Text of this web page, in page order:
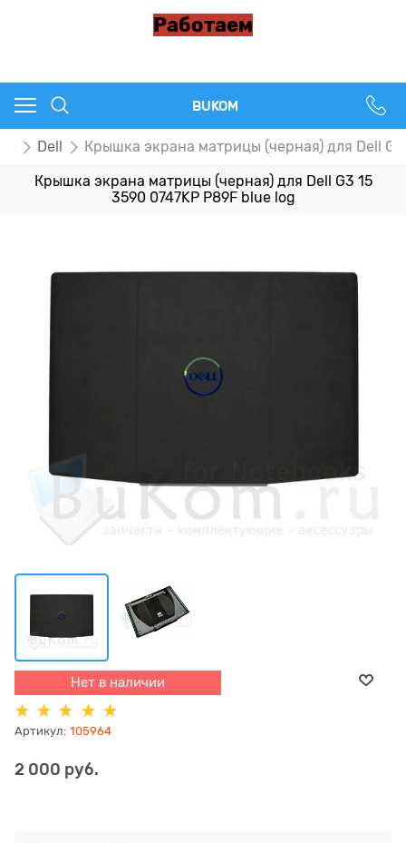
Работаем
BUKOM
Dell Крышка экрана матрицы (черная) для Dell
Крышка экрана матрицы (черная) для Dell G3 15
3590 0747KP P89F blue log
Нет в наличии
Артикул: 105964
2 000 руб.